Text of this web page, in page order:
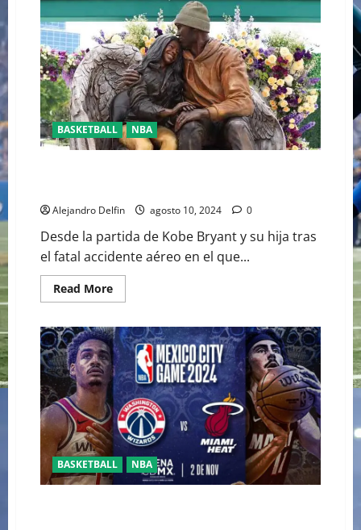
COSTO
DE
LA
CAMISETA
DE
MICHAEL
JORDAN
EN
RECIENTE
SUBASTA?
BASKETBALL NBA
Alejandro Delfin agosto 10, 2024 0
Desde la partida de Kobe Bryant y su hija tras
el fatal accidente aéreo en el que...
Read MoreRead
more
LAKERS
DEVELAN
UNA
NUEVA
ESTATUA
DE
KOBE
BRYANT
Y
SU
HIJA
EN
SU
ESTADIO
BASKETBALL NBA